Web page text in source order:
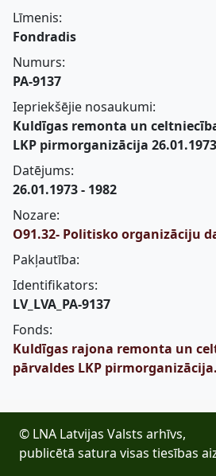
Līmenis:
Fondradis
Numurs:
PA-9137
Iepriekšējie nosaukumi:
Kuldīgas remonta un
LKP pirmorganizācija
Datējums:
26.01.1973 - 1982
Nozare:
O91.32- Politisko organizāciju
Pakļautība:
Identifikators:
LV_LVA_PA-9137
Fonds:
Kuldīgas rajona remonta un
pārvaldes LKP
© LNA Latvijas Valsts arhīvs,
publicētā satura visas tiesības